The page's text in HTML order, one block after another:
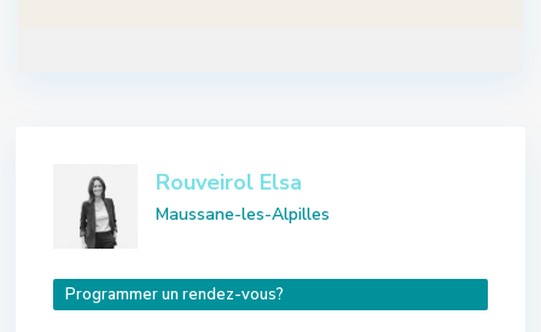
Rouveirol Elsa
Maussane-les-Alpilles
Programmer un rendez-vous?